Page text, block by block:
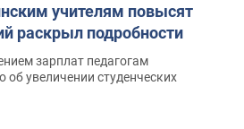
учителям повысят
раскрыл подробности
зарплат педагогам
об увеличении студенческих